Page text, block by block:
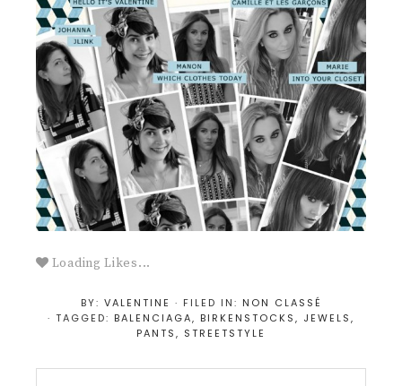
Loading Likes...
BY: VALENTINE · FILED IN: NON CLASSÉ
· TAGGED: BALENCIAGA, BIRKENSTOCKS, JEWELS,
PANTS, STREETSTYLE